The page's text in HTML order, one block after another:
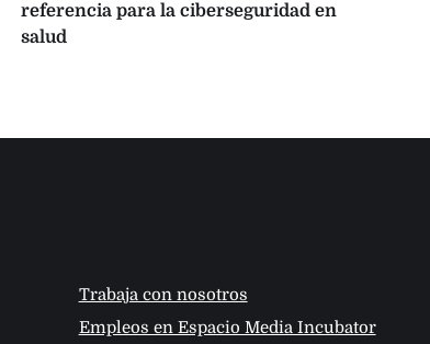
referencia para la ciberseguridad en
salud
Trabaja con nosotros
Empleos en Espacio Media Incubator